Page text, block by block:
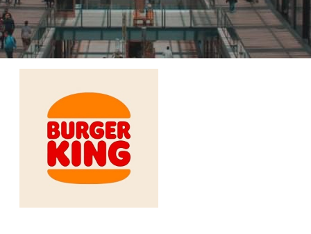
О компании Burger King